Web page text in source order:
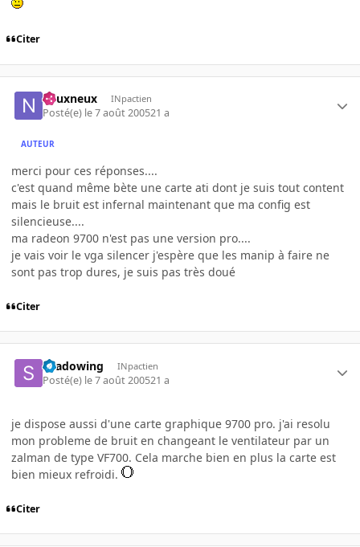
Citer
neuxneux INpactien
Posté(e) le 7 août 200521 a
AUTEUR
merci pour ces réponses....
c'est quand même bète une carte ati dont je suis tout content
mais le bruit est infernal maintenant que ma config est
silencieuse....
ma radeon 9700 n'est pas une version pro....
je vais voir le vga silencer j'espère que les manip à faire ne
sont pas trop dures, je suis pas très doué
Citer
shadowing INpactien
Posté(e) le 7 août 200521 a
je dispose aussi d'une carte graphique 9700 pro. j'ai resolu
mon probleme de bruit en changeant le ventilateur par un
zalman de type VF700. Cela marche bien en plus la carte est
bien mieux refroidi.
Citer